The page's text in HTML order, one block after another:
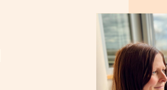
CLUB DER
GELD